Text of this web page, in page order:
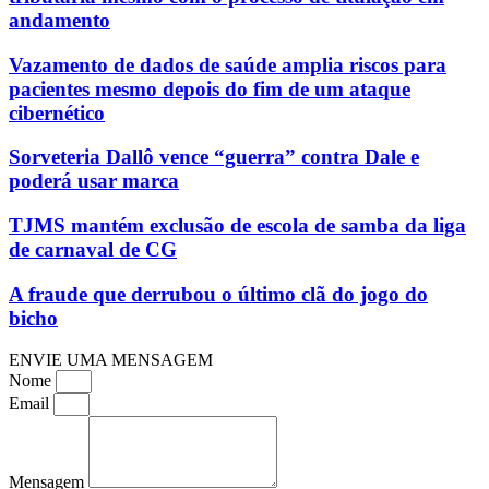
andamento
Vazamento de dados de saúde amplia riscos para
pacientes mesmo depois do fim de um ataque
cibernético
Sorveteria Dallô vence “guerra” contra Dale e
poderá usar marca
TJMS mantém exclusão de escola de samba da liga
de carnaval de CG
A fraude que derrubou o último clã do jogo do
bicho
ENVIE UMA MENSAGEM
Nome
Email
Mensagem